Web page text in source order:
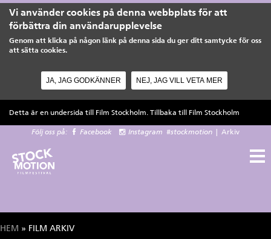
Vi använder cookies på denna webbplats för att
förbättra din användarupplevelse
Genom att klicka på någon länk på denna sida du ger ditt samtycke för oss
att sätta cookies.
JA, JAG GODKÄNNER NEJ, JAG VILL VETA MER
Detta är en undersida till Film Stockholm. Tillbaka till Film Stockholm
Följ oss på: Facebook Instagram #stockmotion Arkiv
HEM » FILM ARKIV